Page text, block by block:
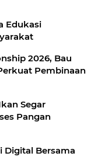
Edukasi
2026, Bau
Pembinaan
Segar
Pangan
Digital Bersama